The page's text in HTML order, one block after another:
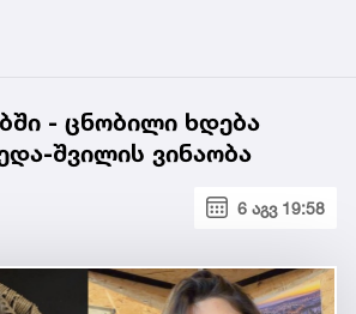
- ცნობილი ხდება
შვილის ვინაობა
6 აგვ 19:58